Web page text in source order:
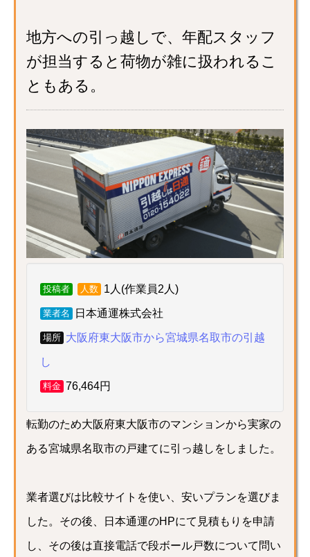
地方への引っ越しで、年配スタッフ
が担当すると荷物が雑に扱われるこ
ともある。
投稿者 人数 1人(作業員2人)
業者名 日本通運株式会社
場所 大阪府東大阪市から宮城県名取市の引越
し
料金 76,464円
転勤のため大阪府東大阪市のマンションから実家の
ある宮城県名取市の戸建てに引っ越しをしました。
業者選びは比較サイトを使い、安いプランを選びま
した。その後、日本通運のHPにて見積もりを申請
し、その後は直接電話で段ボール戸数について問い